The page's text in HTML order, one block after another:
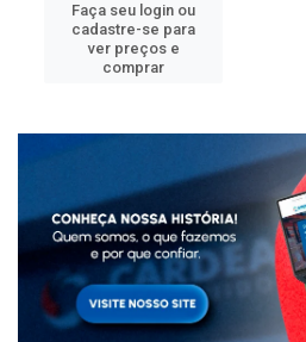
Faça seu login ou
cadastre-se para
ver preços e
comprar